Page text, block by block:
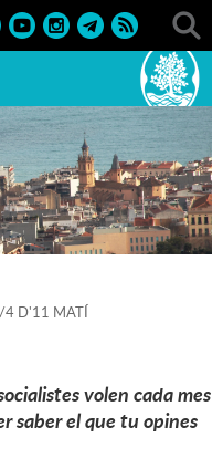
D'11 MATÍ
volen cada mes
saber el que tu opines